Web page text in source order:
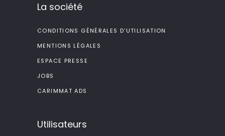
La société
CONDITIONS GÉNÉRALES D’UTILISATION
MENTIONS LÉGALES
ESPACE PRESSE
JOBS
CARIMMAT ADS
Utilisateurs